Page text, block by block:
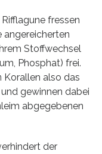
fressen
angereicherten
Stoffwechsel
Phosphat) frei.
Korallen also das
gewinnen dabei
abgegebenen
der